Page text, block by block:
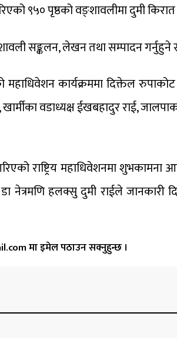
९५० पृष्ठको वङ्शावलीमा दुमी
सङ्कलन, लेखन तथा सम्पादन
कार्यक्रममा दिक्तेल
वडाध्यक्ष ईखबहादुर राई,
राष्ट्रिय महाधिवेशनमा शुभकामना
हलक्सु दुमी राईले जानकारी
मा इमेल पठाउन सक्नुहुन्छ ।